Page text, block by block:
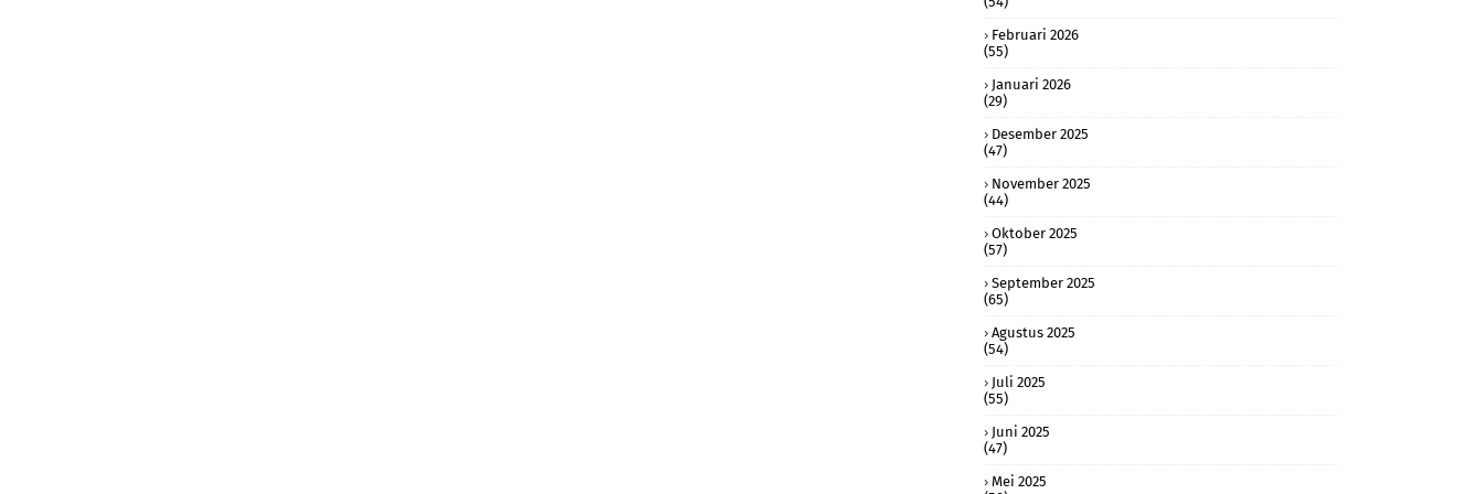
Februari 2026
(55)
Januari 2026
(29)
Desember 2025
(47)
November 2025
(44)
Oktober 2025
(57)
September 2025
(65)
Agustus 2025
(54)
Juli 2025
(55)
Juni 2025
(47)
Mei 2025